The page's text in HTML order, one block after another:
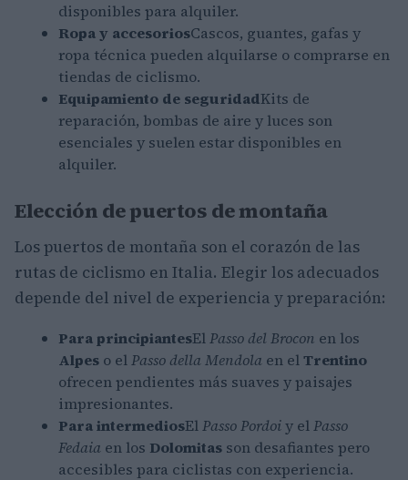
disponibles para alquiler.
Ropa y accesoriosCascos, guantes, gafas y
ropa técnica pueden alquilarse o comprarse en
tiendas de ciclismo.
Equipamiento de seguridadKits de
reparación, bombas de aire y luces son
esenciales y suelen estar disponibles en
alquiler.
Elección de puertos de montaña
Los puertos de montaña son el corazón de las
rutas de ciclismo en Italia. Elegir los adecuados
depende del nivel de experiencia y preparación:
Para principiantesElPasso del Brocon en los
Alpes o elPasso della Mendola en elTrentino
ofrecen pendientes más suaves y paisajes
impresionantes.
Para intermediosElPasso Pordoiy elPasso
Fedaia en los Dolomitas son desafiantes pero
accesibles para ciclistas con experiencia.